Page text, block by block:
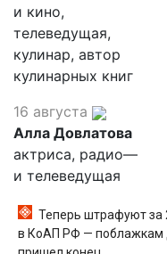
и кино,
телеведущая,
кулинар, автор
кулинарных книг
16 августа
Алла Довлатова
актриса, радио—
и телеведущая
Теперь штрафуют за
в КоАП РФ — поблажкам